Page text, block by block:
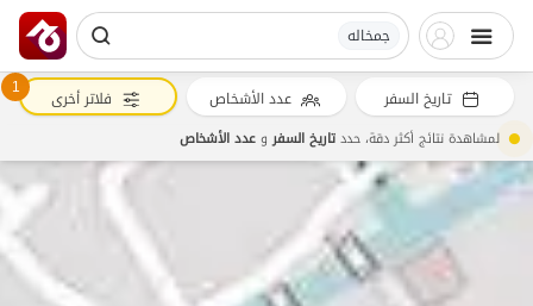
جمخاله
تاريخ السفر عدد الأشخاص 1 فلاتر أخرى
لمشاهدة نتائج أكثر دقة، حددتاريخ السفروعدد الأشخاص